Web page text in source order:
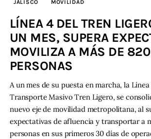
Contacto
JALISCO MOVILIDAD
LÍNEA 4 DEL TREN
UN MES, SUPERA
MOVILIZA A MÁS DE
PERSONAS
A un mes de su puesta en marcha, la
Transporte Masivo Tren Ligero, se
nuevo eje de movilidad metropolitana, al
expectativas de afluencia y transportar a
personas en sus primeros 30 días de